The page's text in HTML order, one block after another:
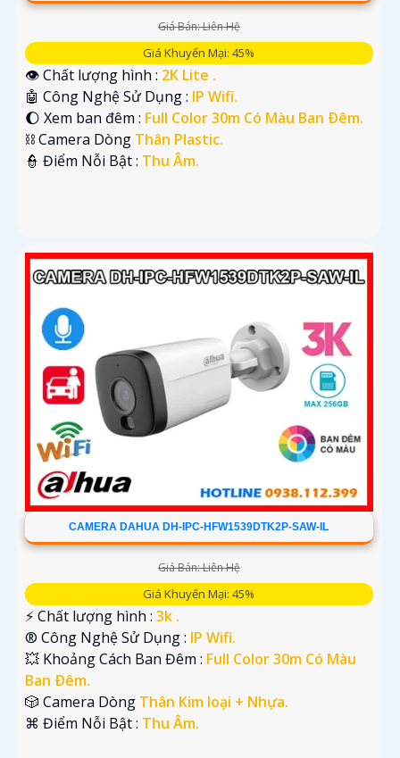
Giá Bán: Liên Hệ
Giá Khuyến Mại: 45%
👁 Chất lượng hình : 2K Lite .
🤖️ Công Nghệ Sử Dụng : IP Wifi.
🌔 Xem ban đêm : Full Color 30m Có Màu Ban Ðêm.
⛓ Camera Dòng Thân Plastic.
️👮 Điểm Nỗi Bật : Thu Âm.
CAMERA DAHUA DH-IPC-HFW1539DTK2P-SAW-IL
Giá Bán: Liên Hệ
Giá Khuyến Mại: 45%
️⚡ Chất lượng hình : 3k .
®️ Công Nghệ Sử Dụng : IP Wifi.
💥 Khoảng Cách Ban Đêm : Full Color 30m Có Màu
Ban Ðêm.
🎲 Camera Dòng Thân Kim loại + Nhựa.
️⌘ Điểm Nỗi Bật : Thu Âm.